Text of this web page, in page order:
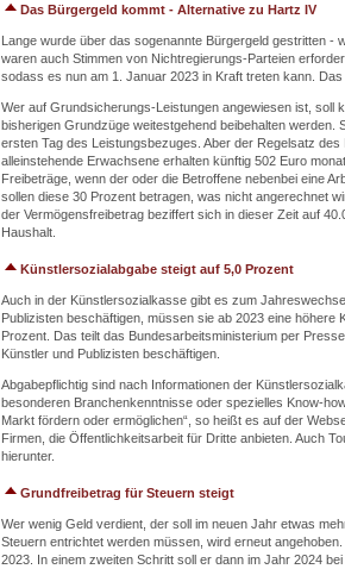
Das Bürgergeld kommt - Alternative zu Hartz IV
Lange wurde über das sogenannte Bürgergeld gestritten -
waren auch Stimmen von Nichtregierungs-Parteien
sodass es nun am 1. Januar 2023 in Kraft treten kann.
Wer auf Grundsicherungs-Leistungen angewiesen ist, soll
bisherigen Grundzüge weitestgehend beibehalten
ersten Tag des Leistungsbezuges. Aber der Regelsatz
alleinstehende Erwachsene erhalten künftig 502 Euro
Freibeträge, wenn der oder die Betroffene nebenbei eine
sollen diese 30 Prozent betragen, was nicht angerechnet
der Vermögensfreibetrag beziffert sich in dieser Zeit auf
Haushalt.
Künstlersozialabgabe steigt auf 5,0 Prozent
Auch in der Künstlersozialkasse gibt es zum
Publizisten beschäftigen, müssen sie ab 2023 eine
Prozent. Das teilt das Bundesarbeitsministerium per
Künstler und Publizisten beschäftigen.
Abgabepflichtig sind nach Informationen der
besonderen Branchenkenntnisse oder spezielles Know-
Markt fördern oder ermöglichen“, so heißt es auf der
Firmen, die Öffentlichkeitsarbeit für Dritte anbieten. Auch
hierunter.
Grundfreibetrag für Steuern steigt
Wer wenig Geld verdient, der soll im neuen Jahr etwas
Steuern entrichtet werden müssen, wird erneut
2023. In einem zweiten Schritt soll er dann im Jahr 2024